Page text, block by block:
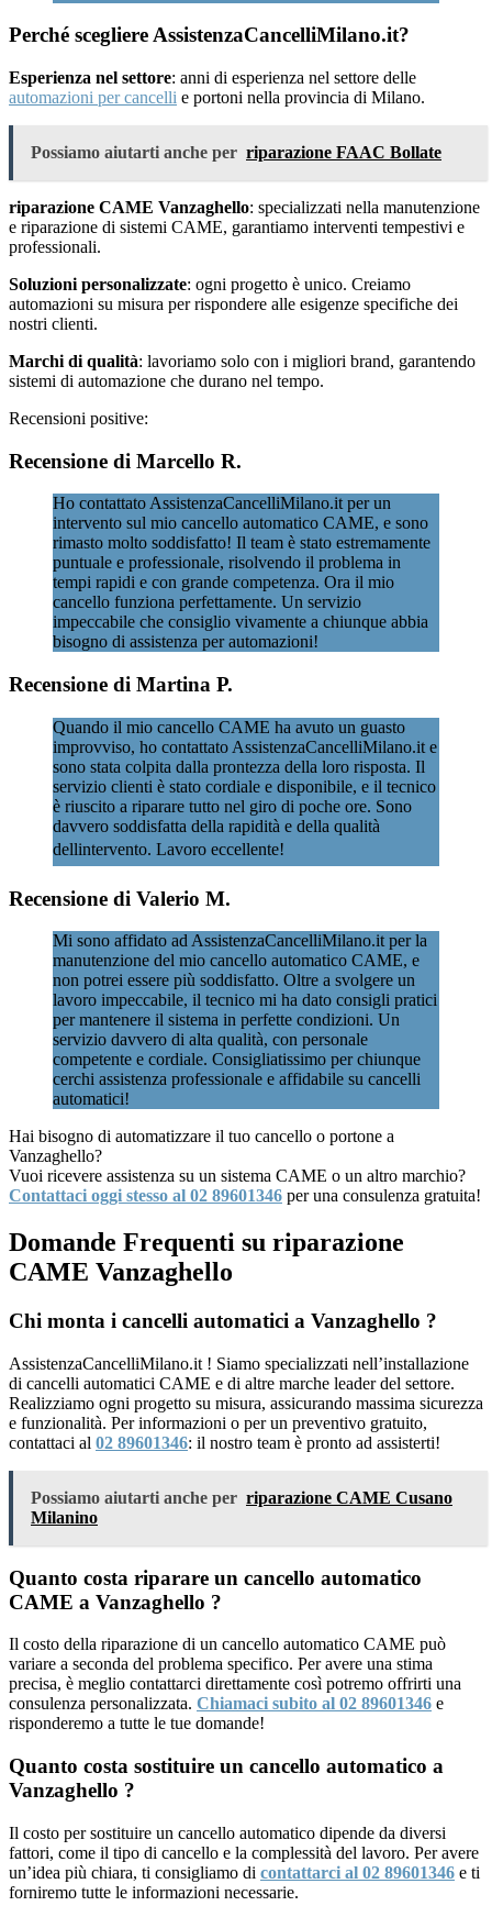
Perché scegliere AssistenzaCancelliMilano.it?
Esperienza nel settore: anni di esperienza nel settore delle
automazioni per cancelli e portoni nella provincia di Milano.
Possiamo aiutarti anche per riparazione FAAC Bollate
riparazione CAME Vanzaghello: specializzati nella manutenzione
e riparazione di sistemi CAME, garantiamo interventi tempestivi e
professionali.
Soluzioni personalizzate: ogni progetto è unico. Creiamo
automazioni su misura per rispondere alle esigenze specifiche dei
nostri clienti.
Marchi di qualità: lavoriamo solo con i migliori brand, garantendo
sistemi di automazione che durano nel tempo.
Recensioni positive:
Recensione di Marcello R.
Ho contattato AssistenzaCancelliMilano.it per un
intervento sul mio cancello automatico CAME, e sono
rimasto molto soddisfatto! Il team è stato estremamente
puntuale e professionale, risolvendo il problema in
tempi rapidi e con grande competenza. Ora il mio
cancello funziona perfettamente. Un servizio
impeccabile che consiglio vivamente a chiunque abbia
bisogno di assistenza per automazioni!
Recensione di Martina P.
Quando il mio cancello CAME ha avuto un guasto
improvviso, ho contattato AssistenzaCancelliMilano.it e
sono stata colpita dalla prontezza della loro risposta. Il
servizio clienti è stato cordiale e disponibile, e il tecnico
è riuscito a riparare tutto nel giro di poche ore. Sono
davvero soddisfatta della rapidità e della qualità
dellintervento. Lavoro eccellente!
Recensione di Valerio M.
Mi sono affidato ad AssistenzaCancelliMilano.it per la
manutenzione del mio cancello automatico CAME, e
non potrei essere più soddisfatto. Oltre a svolgere un
lavoro impeccabile, il tecnico mi ha dato consigli pratici
per mantenere il sistema in perfette condizioni. Un
servizio davvero di alta qualità, con personale
competente e cordiale. Consigliatissimo per chiunque
cerchi assistenza professionale e affidabile su cancelli
automatici!
Hai bisogno di automatizzare il tuo cancello o portone a
Vanzaghello?
Vuoi ricevere assistenza su un sistema CAME o un altro marchio?
Contattaci oggi stesso al 02 89601346 per una consulenza gratuita!
Domande Frequenti su riparazione
CAME Vanzaghello
Chi monta i cancelli automatici a Vanzaghello ?
AssistenzaCancelliMilano.it ! Siamo specializzati nell’installazione
di cancelli automatici CAME e di altre marche leader del settore.
Realizziamo ogni progetto su misura, assicurando massima sicurezza
e funzionalità. Per informazioni o per un preventivo gratuito,
contattaci al 02 89601346: il nostro team è pronto ad assisterti!
Possiamo aiutarti anche per riparazione CAME Cusano
Milanino
Quanto costa riparare un cancello automatico
CAME a Vanzaghello ?
Il costo della riparazione di un cancello automatico CAME può
variare a seconda del problema specifico. Per avere una stima
precisa, è meglio contattarci direttamente così potremo offrirti una
consulenza personalizzata. Chiamaci subito al 02 89601346 e
risponderemo a tutte le tue domande!
Quanto costa sostituire un cancello automatico a
Vanzaghello ?
Il costo per sostituire un cancello automatico dipende da diversi
fattori, come il tipo di cancello e la complessità del lavoro. Per avere
un’idea più chiara, ti consigliamo di contattarci al 02 89601346 e ti
forniremo tutte le informazioni necessarie.